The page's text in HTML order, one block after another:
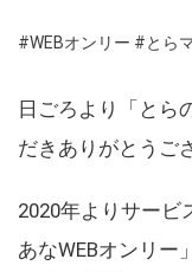
#WEBオンリー #とら
日ごろより「とら
だきありがとうご
2020年よりサービ
あなWEBオンリー